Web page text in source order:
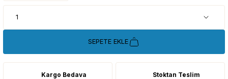
SEPETE EKLE
Kargo Bedava Stoktan Teslim